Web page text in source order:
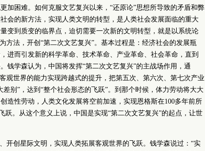
加困难。如何克服文艺复兴以来，“还原论”思想所导致的矛盾和弊
会的新方法，实现人类文明的转型，是人类社会发展面临的重大
变到质变的临界点，迫切需要一次新的文明转型，就是以系统论
方法，开创“第二次文艺复兴”。基本过程是：经济社会的发展瓶
进而引发新的科学革命、技术革命、产业革命、社会革命，直到
钱学森认为，中国将发挥“第二次文艺复兴”的主战场作用，通
观世界的能力实现跨越式的提升，把第五次、第六次、第七次产业
别”，达到“整个社会形态的飞跃”。到那个时候，体力劳动将大大
造性劳动，人类文化发展将空前加速，实现恩格斯在100多年前所
跃。从这个意义上说，中国是实现“第二次文艺复兴”的起点，让世
开创星际文明，实现人类拓展客观世界的飞跃。钱学森说过：“实